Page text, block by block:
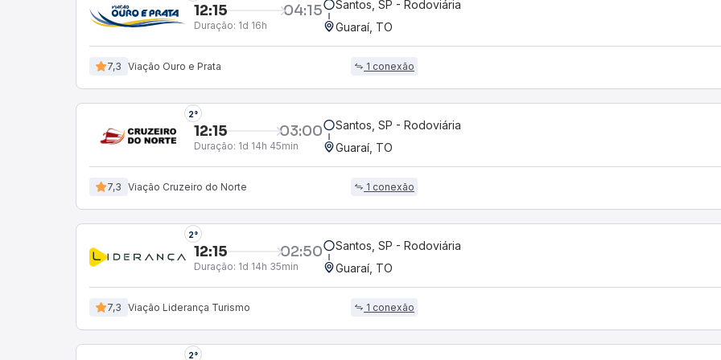
12:15 04:15
Duração: 1d 16h
Santos, SP - Rodoviária
Guaraí, TO
7,3 Viação Ouro e Prata 1 conexão
2°
12:15 03:00
Duração: 1d 14h 45min
Santos, SP - Rodoviária
Guaraí, TO
7,3 Viação Cruzeiro do Norte 1 conexão
2°
12:15 02:50
Duração: 1d 14h 35min
Santos, SP - Rodoviária
Guaraí, TO
7,3 Viação Liderança Turismo 1 conexão
2°